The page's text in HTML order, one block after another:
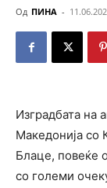
Од ПИНА -
Изградбата на
Македонија со
Блаце, повеќе
со големи